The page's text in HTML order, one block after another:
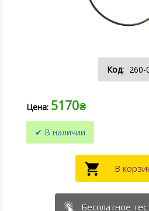
260-
5170₴
Бесплатное